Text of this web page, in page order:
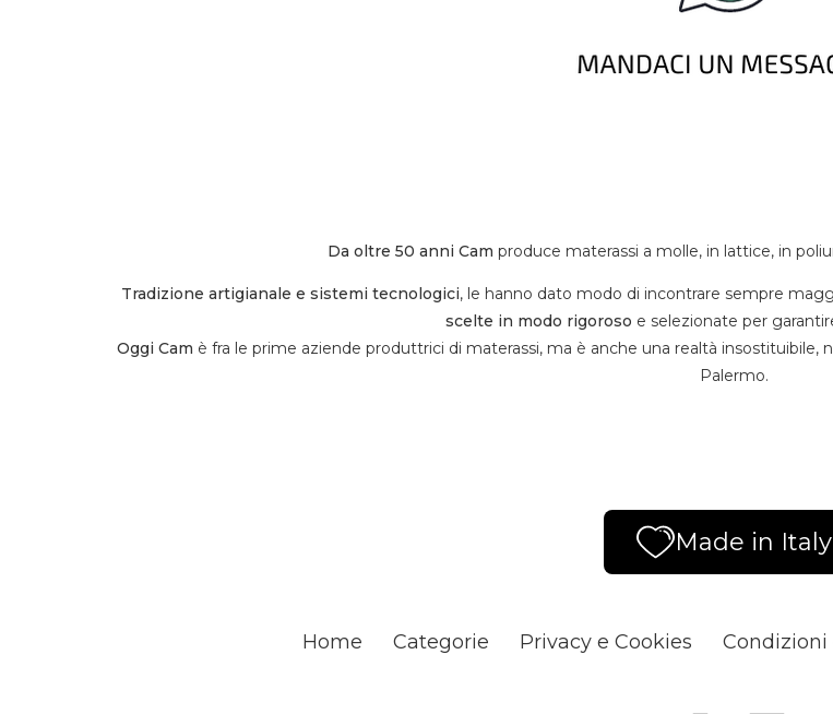
Da oltre 50 anni Cam produce materassi a molle, in lattice, in
Tradizione artigianale e sistemi tecnologici, le hanno dato modo di incontrare sempre
scelte in modo rigoroso e selezionate per
Oggi Cam è fra le prime aziende produttrici di materassi, ma è anche una realtà
Palermo.
Made in Italy
Home Categorie Privacy e Cookies